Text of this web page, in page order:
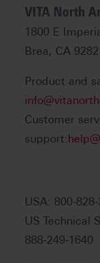
VITA North
1800 E
Brea, CA
Product and
Customer
support:
USA: 800-
US Technical
888-249-1640